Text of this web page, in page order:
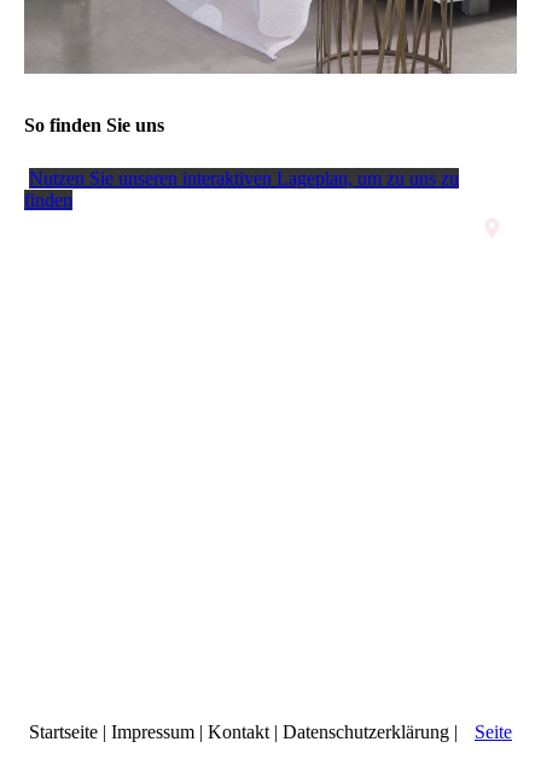
So finden Sie uns
Nutzen Sie unseren interaktiven La­ge­plan, um zu uns zu
finden
Startseite Impressum Kontakt| Datenschutzerklärung Seite